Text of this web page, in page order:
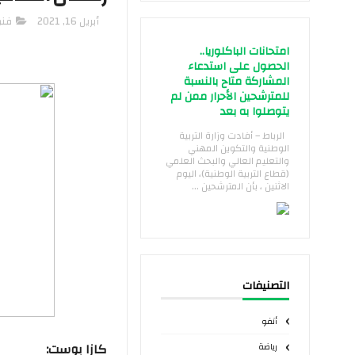
امتحانات الباكلوريا..
الحصول على استدعاء
المشاركة متاح بالنسبة
للمترشحين الأحرار ممن لم
يتوصلوا به بعد
الرباط – أفادت وزارة التربية
الوطنية والتكوين المهني
والتعليم العالي والبحث العلمي
(قطاع التربية الوطنية)، اليوم
الاثنين ، بأن المترشحين ...
التصنيفات
أنفو
رياضة
أبريل 16, 2021
كازا بوست: